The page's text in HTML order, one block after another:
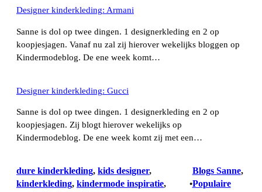
Designer kinderkleding: Armani
Sanne is dol op twee dingen. 1 designerkleding en 2 op
koopjesjagen. Vanaf nu zal zij hierover wekelijks bloggen op
Kindermodeblog. De ene week komt…
Designer kinderkleding: Gucci
Sanne is dol op twee dingen. 1 designerkleding en 2 op
koopjesjagen. Zij blogt hierover wekelijks op
Kindermodeblog. De ene week komt zij met een…
dure kinderkleding, kids designer
kinderkleding, kindermode inspiratie •
Blogs Sanne ,
Populaire